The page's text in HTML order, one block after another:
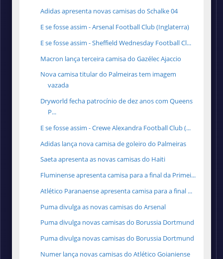
Adidas apresenta novas camisas do Schalke 04
E se fosse assim - Arsenal Football Club (Inglaterra)
E se fosse assim - Sheffield Wednesday Football Cl...
Macron lança terceira camisa do Gazélec Ajaccio
Nova camisa titular do Palmeiras tem imagem
vazada
Dryworld fecha patrocínio de dez anos com Queens
P...
E se fosse assim - Crewe Alexandra Football Club (...
Adidas lança nova camisa de goleiro do Palmeiras
Saeta apresenta as novas camisas do Haiti
Fluminense apresenta camisa para a final da Primei...
Atlético Paranaense apresenta camisa para a final ...
Puma divulga as novas camisas do Arsenal
Puma divulga novas camisas do Borussia Dortmund
Puma divulga novas camisas do Borussia Dortmund
Numer lança novas camisas do Atlético Goianiense